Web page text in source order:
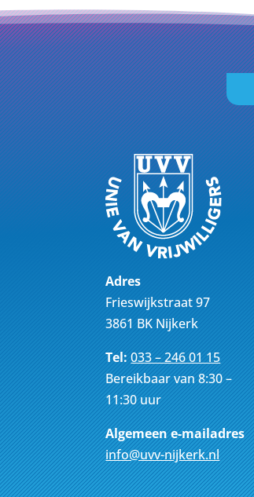
Adres
Frieswijkstraat 97
3861 BK Nijkerk
Tel: 033 – 246 01 15
Bereikbaar van 8:30 –
11:30 uur
Algemeen e-mailadres
info@uvv-nijkerk.nl